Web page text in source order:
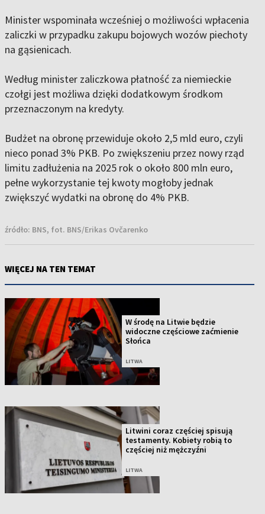
Minister wspominała wcześniej o możliwości wpłacenia
zaliczki w przypadku zakupu bojowych wozów piechoty
na gąsienicach.
Według minister zaliczkowa płatność za niemieckie
czołgi jest możliwa dzięki dodatkowym środkom
przeznaczonym na kredyty.
Budżet na obronę przewiduje około 2,5 mld euro, czyli
nieco ponad 3% PKB. Po zwiększeniu przez nowy rząd
limitu zadłużenia na 2025 rok o około 800 mln euro,
pełne wykorzystanie tej kwoty mogłoby jednak
zwiększyć wydatki na obronę do 4% PKB.
źródło: BNS, fot. BNS/Erikas Ovčarenko
WIĘCEJ NA TEN TEMAT
W środę na Litwie będzie
widoczne częściowe zaćmienie
Słońca
LITWA
Litwini coraz częściej spisują
testamenty. Kobiety robią to
częściej niż mężczyźni
LITWA